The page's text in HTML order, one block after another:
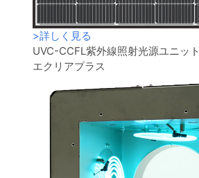
>詳しく見る
UVC-CCFL紫外線照射光源ユニット
エクリアプラス